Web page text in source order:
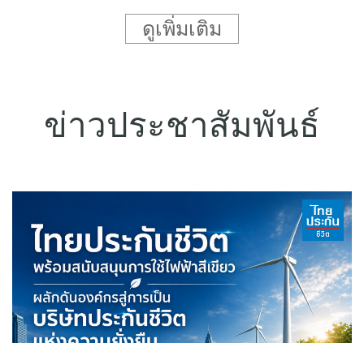
ดูเพิ่มเติม
ข่าวประชาสัมพันธ์